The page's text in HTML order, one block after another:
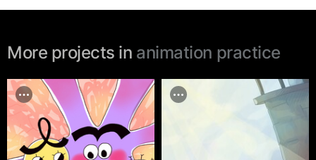
More projects in animation practice